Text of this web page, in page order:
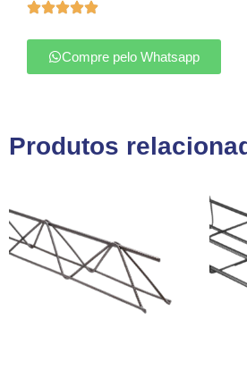
Compre pelo Whatsapp
Produtos